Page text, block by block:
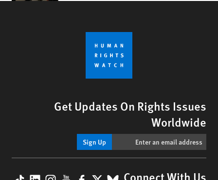
Get Updates On Rights Issues
Worldwide
Sign Up
Connect With Us